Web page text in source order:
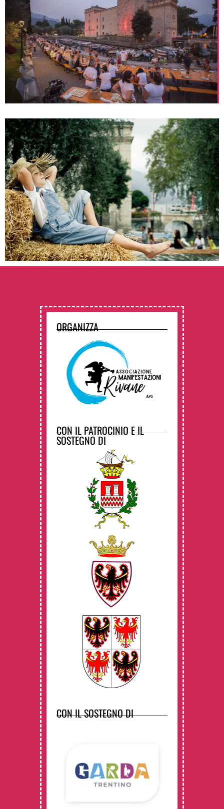
ORGANIZZA
CON IL PATROCINIO E IL
SOSTEGNO DI
CON IL SOSTEGNO DI